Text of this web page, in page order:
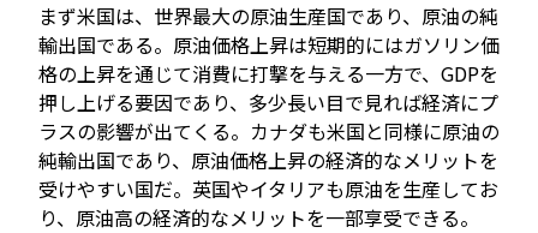
まず米国は、世界最大の原油生産国であり、原油の純
輸出国である。原油価格上昇は短期的にはガソリン価
格の上昇を通じて消費に打撃を与える一方で、GDPを
押し上げる要因であり、多少長い目で見れば経済にプ
ラスの影響が出てくる。カナダも米国と同様に原油の
純輸出国であり、原油価格上昇の経済的なメリットを
受けやすい国だ。英国やイタリアも原油を生産してお
り、原油高の経済的なメリットを一部享受できる。